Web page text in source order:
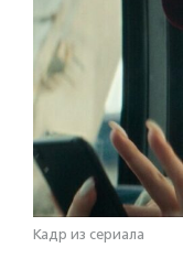
Кадр из сериала